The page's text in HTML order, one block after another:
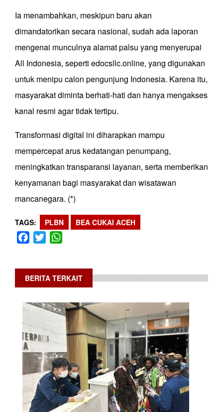
Ia menambahkan, meskipun baru akan
dimandatorikan secara nasional, sudah ada laporan
mengenai munculnya alamat palsu yang menyerupai
All Indonesia, seperti edocsllc.online, yang digunakan
untuk menipu calon pengunjung Indonesia. Karena itu,
masyarakat diminta berhati-hati dan hanya mengakses
kanal resmi agar tidak tertipu.
Transformasi digital ini diharapkan mampu
mempercepat arus kedatangan penumpang,
meningkatkan transparansi layanan, serta memberikan
kenyamanan bagi masyarakat dan wisatawan
mancanegara. (*)
TAGS PLBN BEA CUKAI ACEH
Facebook
Twitter
BERITA TERKAIT